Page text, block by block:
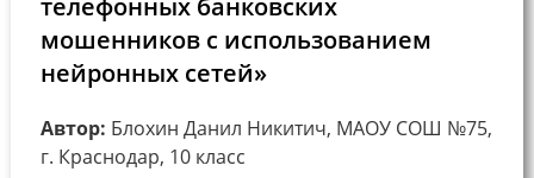
мошенников с использованием
нейронных сетей»
Автор: Блохин Данил Никитич, МАОУ СОШ №75,
г. Краснодар, 10 класс